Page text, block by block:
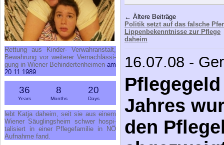
Ret­tung aus Kin­der- Ver­wahr­an­stalt,
Be­wah­rung vor wei­te­rer Ver­nach­läs­si­
gung in Wie­ner Be­hin­der­ten­hei­men am
20.11.1989.
36
Years
8
Months
20
Days
lebt Kat­ja da­heim, seit sie aus ei­nem
Wie­ner Säug­lings­heim schwer hos­pi­
ta­li­siert in ei­ner Pfle­ge­fa­mi­lie in NÖ
Auf­nah­me fand.
← Ältere Beiträge
Politik setzt auf das falsche
Lippenbekenntnisse zur Pflege
daheim
16.07.08 -
Jahres
den